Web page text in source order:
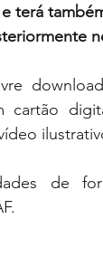
terá
cartão
de